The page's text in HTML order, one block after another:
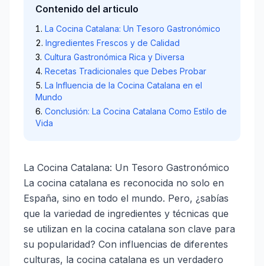
Contenido del articulo
La Cocina Catalana: Un Tesoro Gastronómico
Ingredientes Frescos y de Calidad
Cultura Gastronómica Rica y Diversa
Recetas Tradicionales que Debes Probar
La Influencia de la Cocina Catalana en el
Mundo
Conclusión: La Cocina Catalana Como Estilo de
Vida
La Cocina Catalana: Un Tesoro Gastronómico
La cocina catalana es reconocida no solo en
España, sino en todo el mundo. Pero, ¿sabías
que la variedad de ingredientes y técnicas que
se utilizan en la cocina catalana son clave para
su popularidad? Con influencias de diferentes
culturas, la cocina catalana es un verdadero